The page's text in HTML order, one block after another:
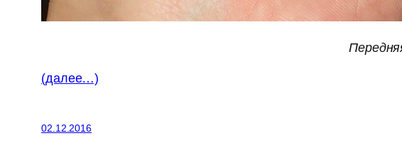
(далее…)
02.12.2016